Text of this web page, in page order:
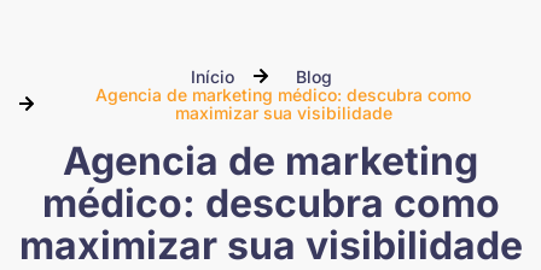
Início
Blog
Agencia de marketing médico: descubra como
maximizar sua visibilidade
Agencia de marketing
médico: descubra como
maximizar sua visibilidade